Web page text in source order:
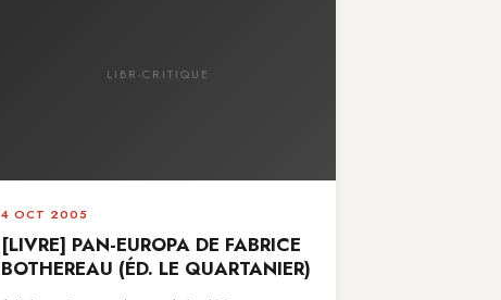
LIBR-CRITIQUE
4 OCT 2005
[LIVRE] PAN-EUROPA DE FABRICE
BOTHEREAU (ÉD. LE QUARTANIER)